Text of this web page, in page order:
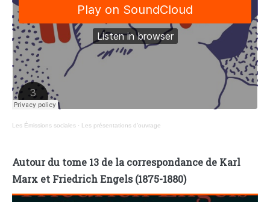
Les Émissions sociales · Les présentations d’ouvrage
Autour du tome 13 de la correspondance de Karl
Marx et Friedrich Engels (1875-1880)